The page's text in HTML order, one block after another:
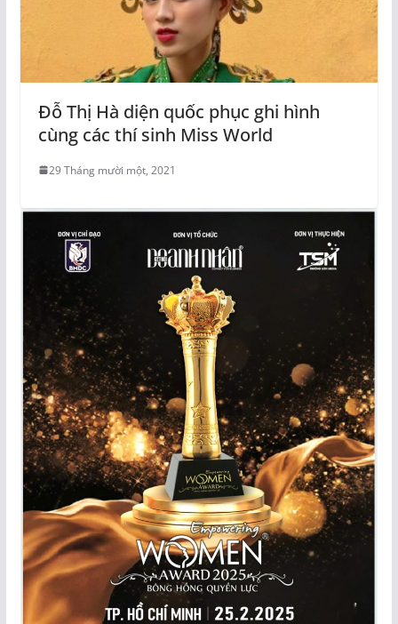
Đỗ Thị Hà diện quốc phục ghi hình
cùng các thí sinh Miss World
29 Tháng mười một, 2021